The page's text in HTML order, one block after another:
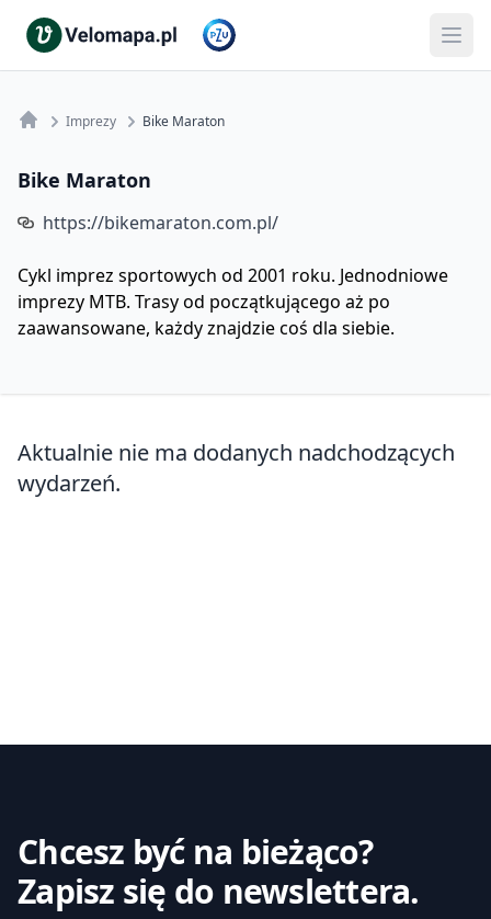
Imprezy Bike Maraton
Bike Maraton
https://bikemaraton.com.pl/
Cykl imprez sportowych od 2001 roku. Jednodniowe
imprezy MTB. Trasy od początkującego aż po
zaawansowane, każdy znajdzie coś dla siebie.
Aktualnie nie ma dodanych nadchodzących
wydarzeń.
Chcesz być na bieżąco?
Zapisz się do newslettera.